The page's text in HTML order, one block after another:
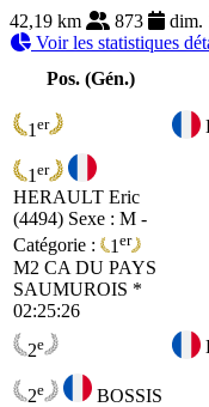
42,19 km 873
dim.
Voir les statistiques
Pos. (Gén.)
1 er
1 er
HERAULT Eric
(4494) Sexe : M -
Catégorie :
1 er
M2 CA DU PAYS
SAUMUROIS *
02:25:26
2e
2e
BOSSIS